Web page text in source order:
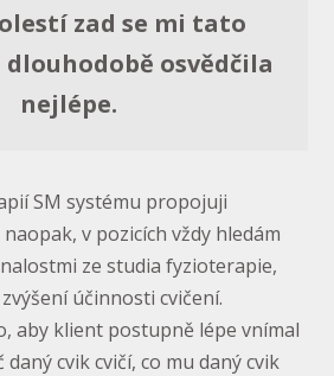
zad se mi tato
osvědčila
nejlépe.
SM systému propojuji
v pozicích vždy hledám
ze studia fyzioterapie,
účinnosti cvičení.
aby klient postupně lépe vnímal
cvik cvičí, co mu daný cvik